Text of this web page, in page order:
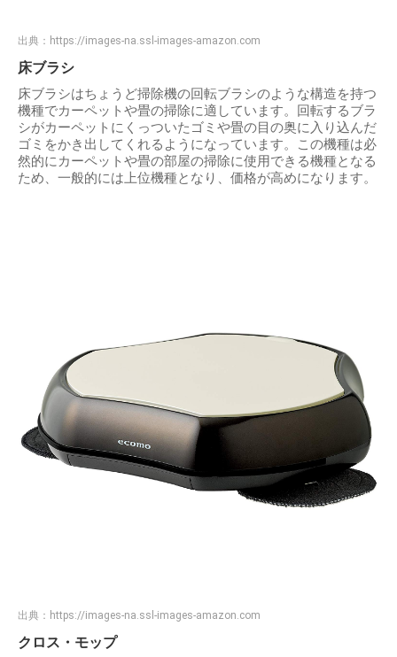
出典： https://images-na.ssl-images-amazon.com
床ブラシ
床ブラシはちょうど掃除機の回転ブラシのような構造を持つ
機種でカーペットや畳の掃除に適しています。回転するブラ
シがカーペットにくっついたゴミや畳の目の奥に入り込んだ
ゴミをかき出してくれるようになっています。この機種は必
然的にカーペットや畳の部屋の掃除に使用できる機種となる
ため、一般的には上位機種となり、価格が高めになります。
出典： https://images-na.ssl-images-amazon.com
クロス・モップ